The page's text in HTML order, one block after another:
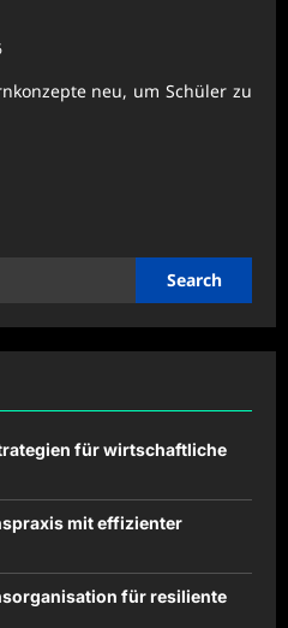
neu, um Schüler zu
für wirtschaftliche
mit effizienter
für resiliente